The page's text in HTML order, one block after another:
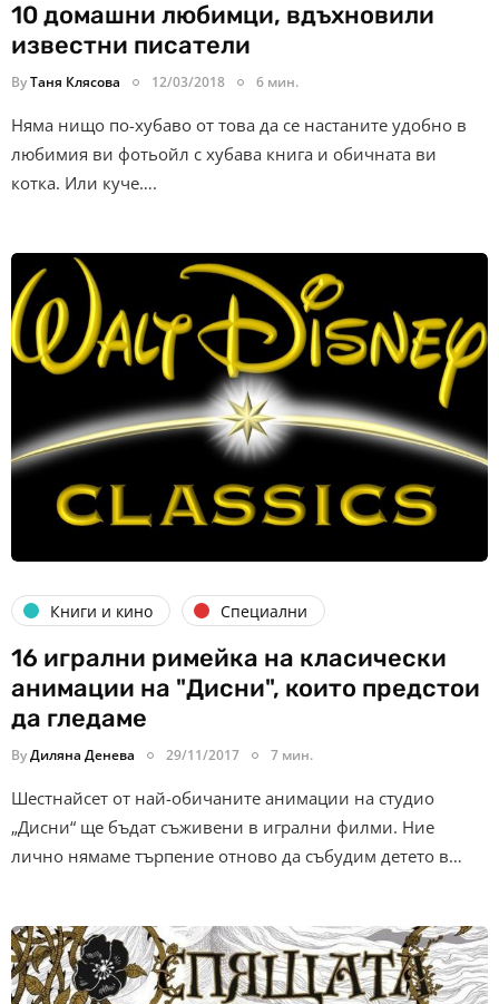
10 домашни любимци, вдъхновили
известни писатели
ByТаня Клясова 12/03/2018 6 мин.
Няма нищо по-хубаво от това да се настаните удобно в
любимия ви фотьойл с хубава книга и обичната ви
котка. Или куче….
Книги и кино Специални
16 игрални римейка на класически
анимации на "Дисни", които предстои
да гледаме
ByДиляна Денева 29/11/2017 7 мин.
Шестнайсет от най-обичаните анимации на студио
„Дисни“ ще бъдат съживени в игрални филми. Ние
лично нямаме търпение отново да събудим детето в…